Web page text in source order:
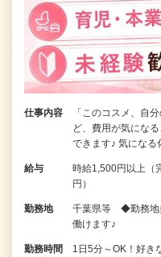
仕事内容
「このコスメ、自
ど、費用が気にな
できます♪ 気になる
給与
時給1,500円以上（
円）
勤務地
千葉県等 ◆勤務地
働けます♪
勤務時間
1日5分～OK！好き